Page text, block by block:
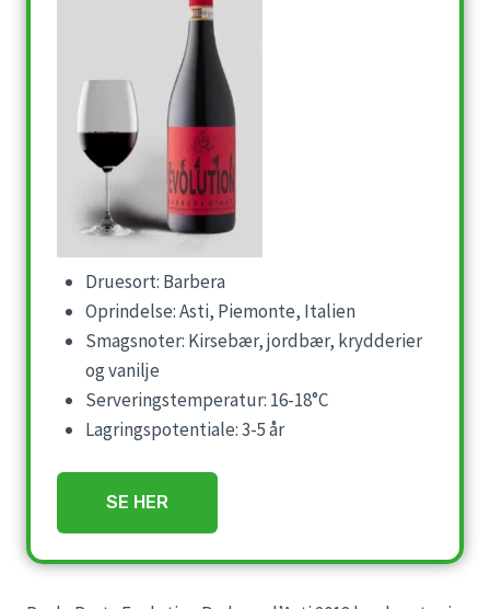
Druesort: Barbera
Oprindelse: Asti, Piemonte, Italien
Smagsnoter: Kirsebær, jordbær, krydderier
og vanilje
Serveringstemperatur: 16-18°C
Lagringspotentiale: 3-5 år
SE HER